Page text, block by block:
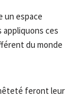
un espace
appliquons ces
du monde
feront leur